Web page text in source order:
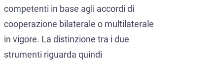
competenti in base agli accordi di
cooperazione bilaterale o multilaterale
in vigore. La distinzione tra i due
strumenti riguarda quindi